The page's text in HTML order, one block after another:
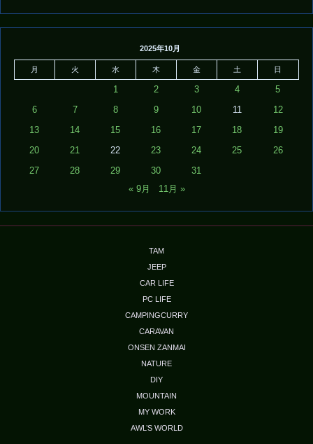
2025年10月
月 火 水 木 金 土 日
1 2 3 4 5
6 7 8 9 10 11 12
13 14 15 16 17 18 19
20 21 22 23 24 25 26
27 28 29 30
31
« 9月
11月 »
TAM
JEEP
CAR LIFE
PC LIFE
CAMPINGCURRY
CARAVAN
ONSEN ZANMAI
NATURE
DIY
MOUNTAIN
MY WORK
AWL’S WORLD